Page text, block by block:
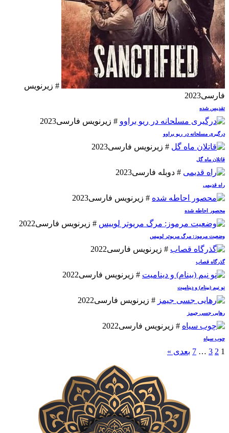
# زیرنویس
فارسی2023
تقدیس شده
# زیرنویس فارسی2023
درگیری مسلحانه در ریو براوو
# زیرنویس فارسی2023
قاتلان ماه گل
# دوبله فارسی2023
راه قدیمی
# زیرنویس فارسی2023
محصور احاطه شده
# زیرنویس فارسی2022
وضعیت مرموز: مرگ مریوتر لوییس
# زیرنویس فارسی2022
گذرگاه قصاب
# زیرنویس فارسی2022
نو نیم (بینام) و دینامیت
# زیرنویس فارسی2022
رهایی جسی جیمز
# زیرنویس فارسی2022
چوب سیاه
1
2
3
…
7 بعدی »